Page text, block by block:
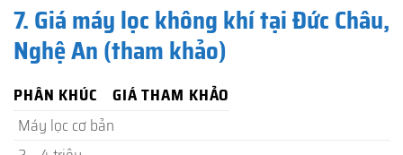
7. Giá máy lọc không khí tại Đức Châu,
Nghệ An (tham khảo)
PHÂN KHÚC
GIÁ THAM KHẢO
Máy lọc cơ bản